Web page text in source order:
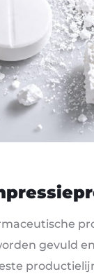
gevuld